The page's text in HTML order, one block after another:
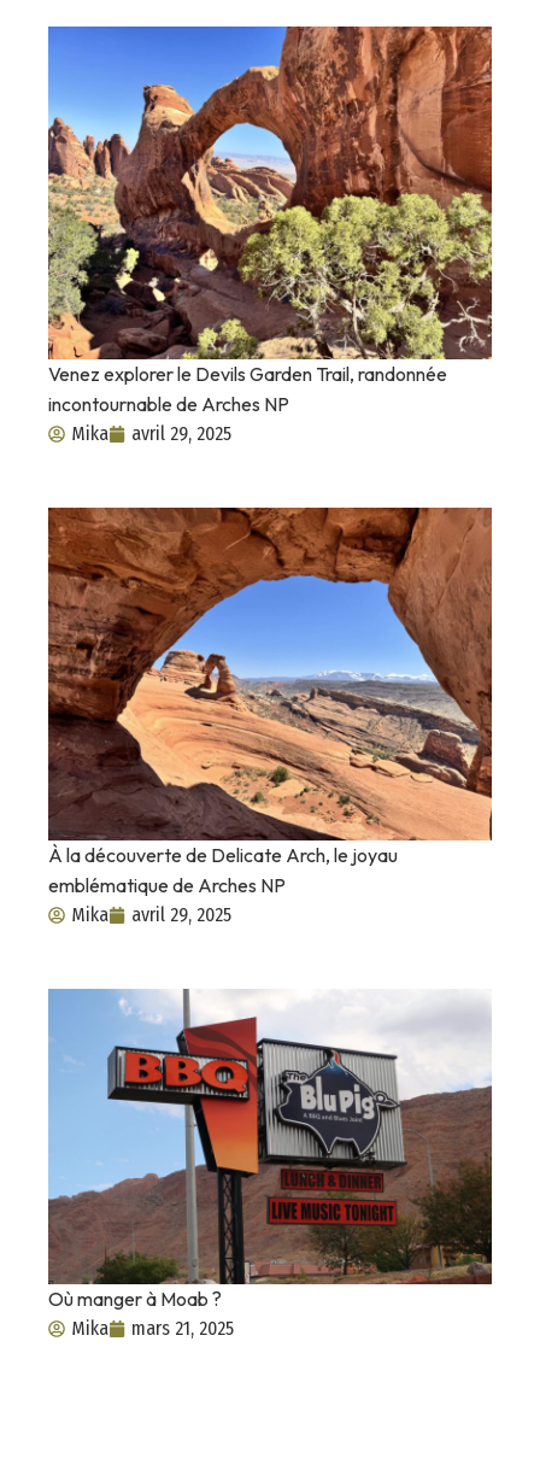
Venez explorer le Devils Garden Trail, randonnée
incontournable de Arches NP
Mika avril 29, 2025
À la découverte de Delicate Arch, le joyau
emblématique de Arches NP
Mika avril 29, 2025
Où manger à Moab ?
Mika mars 21, 2025